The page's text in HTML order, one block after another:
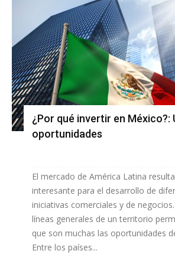
¿Por qué invertir en México?:
oportunidades
El mercado de América Latina
interesante para el desarrollo de
iniciativas comerciales y de
líneas generales de un territorio
que son muchas las oportunidades
Entre los países...